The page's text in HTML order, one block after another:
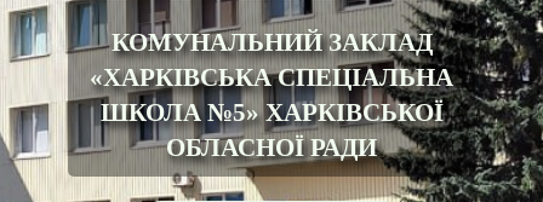
КОМУНАЛЬНИЙ ЗАКЛАД
«ХАРКІВСЬКА СПЕЦІАЛЬНА
ШКОЛА №5» ХАРКІВСЬКОЇ
ОБЛАСНОЇ РАДИ